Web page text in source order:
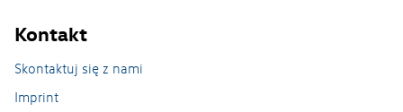
Kontakt
Skontaktuj się z nami
Imprint